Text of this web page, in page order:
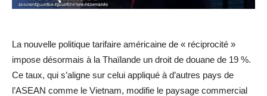
La nouvelle politique tarifaire américaine de « réciprocité »
impose désormais à la Thaïlande un droit de douane de 19 %.
Ce taux, qui s’aligne sur celui appliqué à d’autres pays de
l’ASEAN comme le Vietnam, modifie le paysage commercial